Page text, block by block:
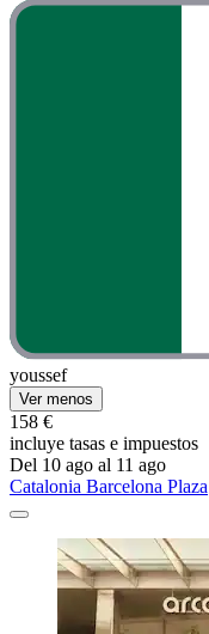
youssef
Ver menos
158 €
incluye tasas e impuestos
Del 10 ago al 11 ago
Catalonia Barcelona Plaza